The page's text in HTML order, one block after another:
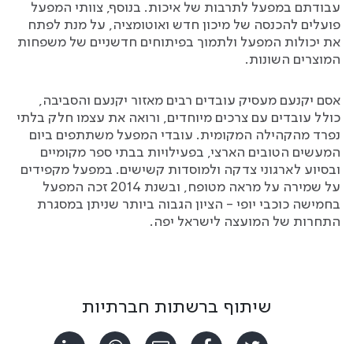
עבודתם במפעל לתרבות של איכות. בנוסף, צוותי המפעל
פועלים להכנסה של מיכון חדש ואוטומציה, על מנת לפתח
את יכולות המפעל ולתמוך בפיתוחים חדשניים של משפחות
המוצרים השונות.
אסם יקנעם מעסיק עובדים רבים מאזור יקנעם והסביבה,
כולל עובדים עם צרכים מיוחדים, ורואה את עצמו חלק בלתי
נפרד מהקהילה המקומית. עובדי המפעל משתתפים ביום
המעשים הטובים הארצי, בפעילויות בבתי ספר מקומיים
ובסיוע לארגוני צדקה ולמוסדות קשישים. במפעל מקפידים
על שמירה על מראה מטופח, ובשנת 2014 זכה המפעל
בחמישה כוכבי יופי - הציון הגבוה ביותר שניתן במסגרת
התחרות של המועצה לישראל יפה.
שיתוף ברשתות חברתיות